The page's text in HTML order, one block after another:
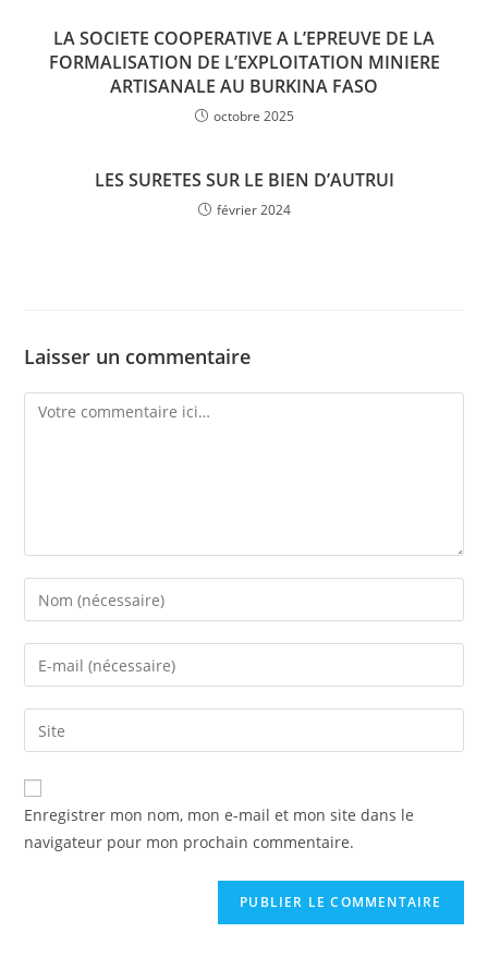
LA SOCIETE COOPERATIVE A L’EPREUVE DE LA
FORMALISATION DE L’EXPLOITATION MINIERE
ARTISANALE AU BURKINA FASO
octobre 2025
LES SURETES SUR LE BIEN D’AUTRUI
février 2024
Laisser un commentaire
Enregistrer mon nom, mon e-mail et mon site dans le
navigateur pour mon prochain commentaire.